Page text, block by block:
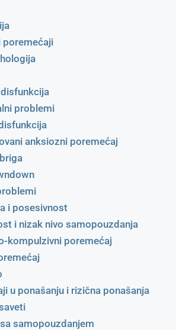
poremećaji
problemi
anksiozni poremećaj
i posesivnost
i nizak nivo samopouzdanja
kompulzivni poremećaj
u ponašanju i rizična ponašanja
samopouzdanjem